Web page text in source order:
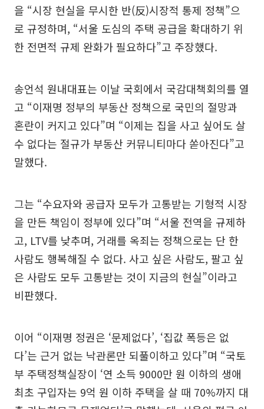
을 “시장 현실을 무시한 반(反)시장적 통제 정책”으
로 규정하며, “서울 도심의 주택 공급을 확대하기 위
한 전면적 규제 완화가 필요하다”고 주장했다.
송언석 원내대표는 이날 국회에서 국감대책회의를 열
고 “이재명 정부의 부동산 정책으로 국민의 절망과
혼란이 커지고 있다”며 “이제는 집을 사고 싶어도 살
수 없다는 절규가 부동산 커뮤니티마다 쏟아진다”고
말했다.
그는 “수요자와 공급자 모두가 고통받는 기형적 시장
을 만든 책임이 정부에 있다”며 “서울 전역을 규제하
고, LTV를 낮추며, 거래를 옥죄는 정책으로는 단 한
사람도 행복해질 수 없다. 사고 싶은 사람도, 팔고 싶
은 사람도 모두 고통받는 것이 지금의 현실”이라고
비판했다.
이어 “이재명 정권은 ‘문제없다’, ‘집값 폭등은 없
다’는 근거 없는 낙관론만 되풀이하고 있다”며 “국토
부 주택정책실장이 ‘연 소득 9000만 원 이하의 생애
최초 구입자는 9억 원 이하 주택을 살 때 70%까지 대